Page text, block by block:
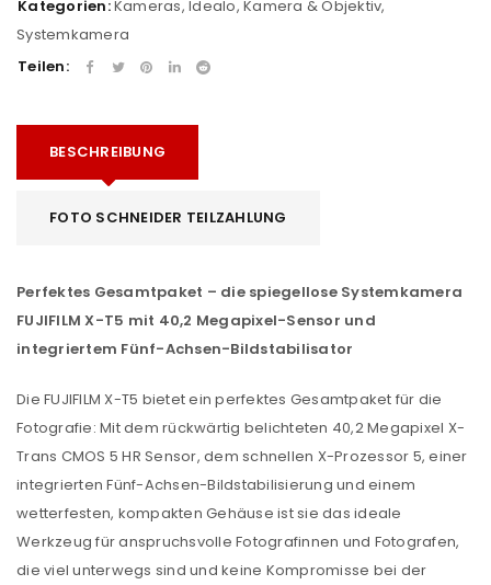
Kategorien:Kameras, Idealo, Kamera & Objektiv,
Systemkamera
Teilen:
BESCHREIBUNG
FOTO SCHNEIDER TEILZAHLUNG
Perfektes Gesamtpaket – die spiegellose Systemkamera
FUJIFILM X-T5 mit 40,2 Megapixel-Sensor und
integriertem Fünf-Achsen-Bildstabilisator
Die FUJIFILM X-T5 bietet ein perfektes Gesamtpaket für die
Fotografie: Mit dem rückwärtig belichteten 40,2 Megapixel X-
Trans CMOS 5 HR Sensor, dem schnellen X-Prozessor 5, einer
integrierten Fünf-Achsen-Bildstabilisierung und einem
wetterfesten, kompakten Gehäuse ist sie das ideale
Werkzeug für anspruchsvolle Fotografinnen und Fotografen,
die viel unterwegs sind und keine Kompromisse bei der